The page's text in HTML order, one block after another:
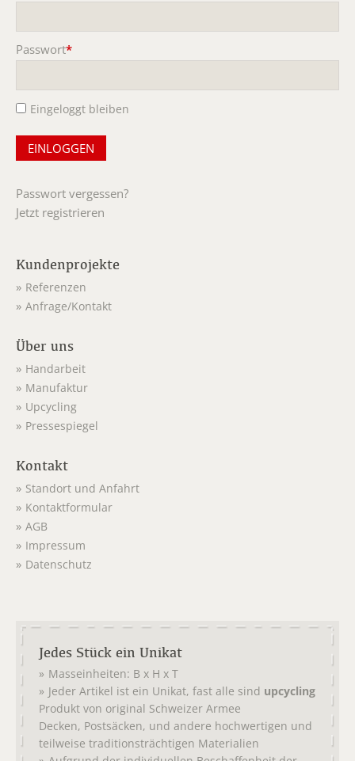
Passwort*
Eingeloggt bleiben
Passwort vergessen?
Jetzt registrieren
Kundenprojekte
Referenzen
Anfrage/Kontakt
Über uns
Handarbeit
Manufaktur
Upcycling
Pressespiegel
Kontakt
Standort und Anfahrt
Kontaktformular
AGB
Impressum
Datenschutz
Jedes Stück ein Unikat
Masseinheiten: B x H x T
Jeder Artikel ist ein Unikat, fast alle sind upcycling
Produkt von original Schweizer Armee
Decken, Postsäcken, und andere hochwertigen und
teilweise traditionsträchtigen Materialien